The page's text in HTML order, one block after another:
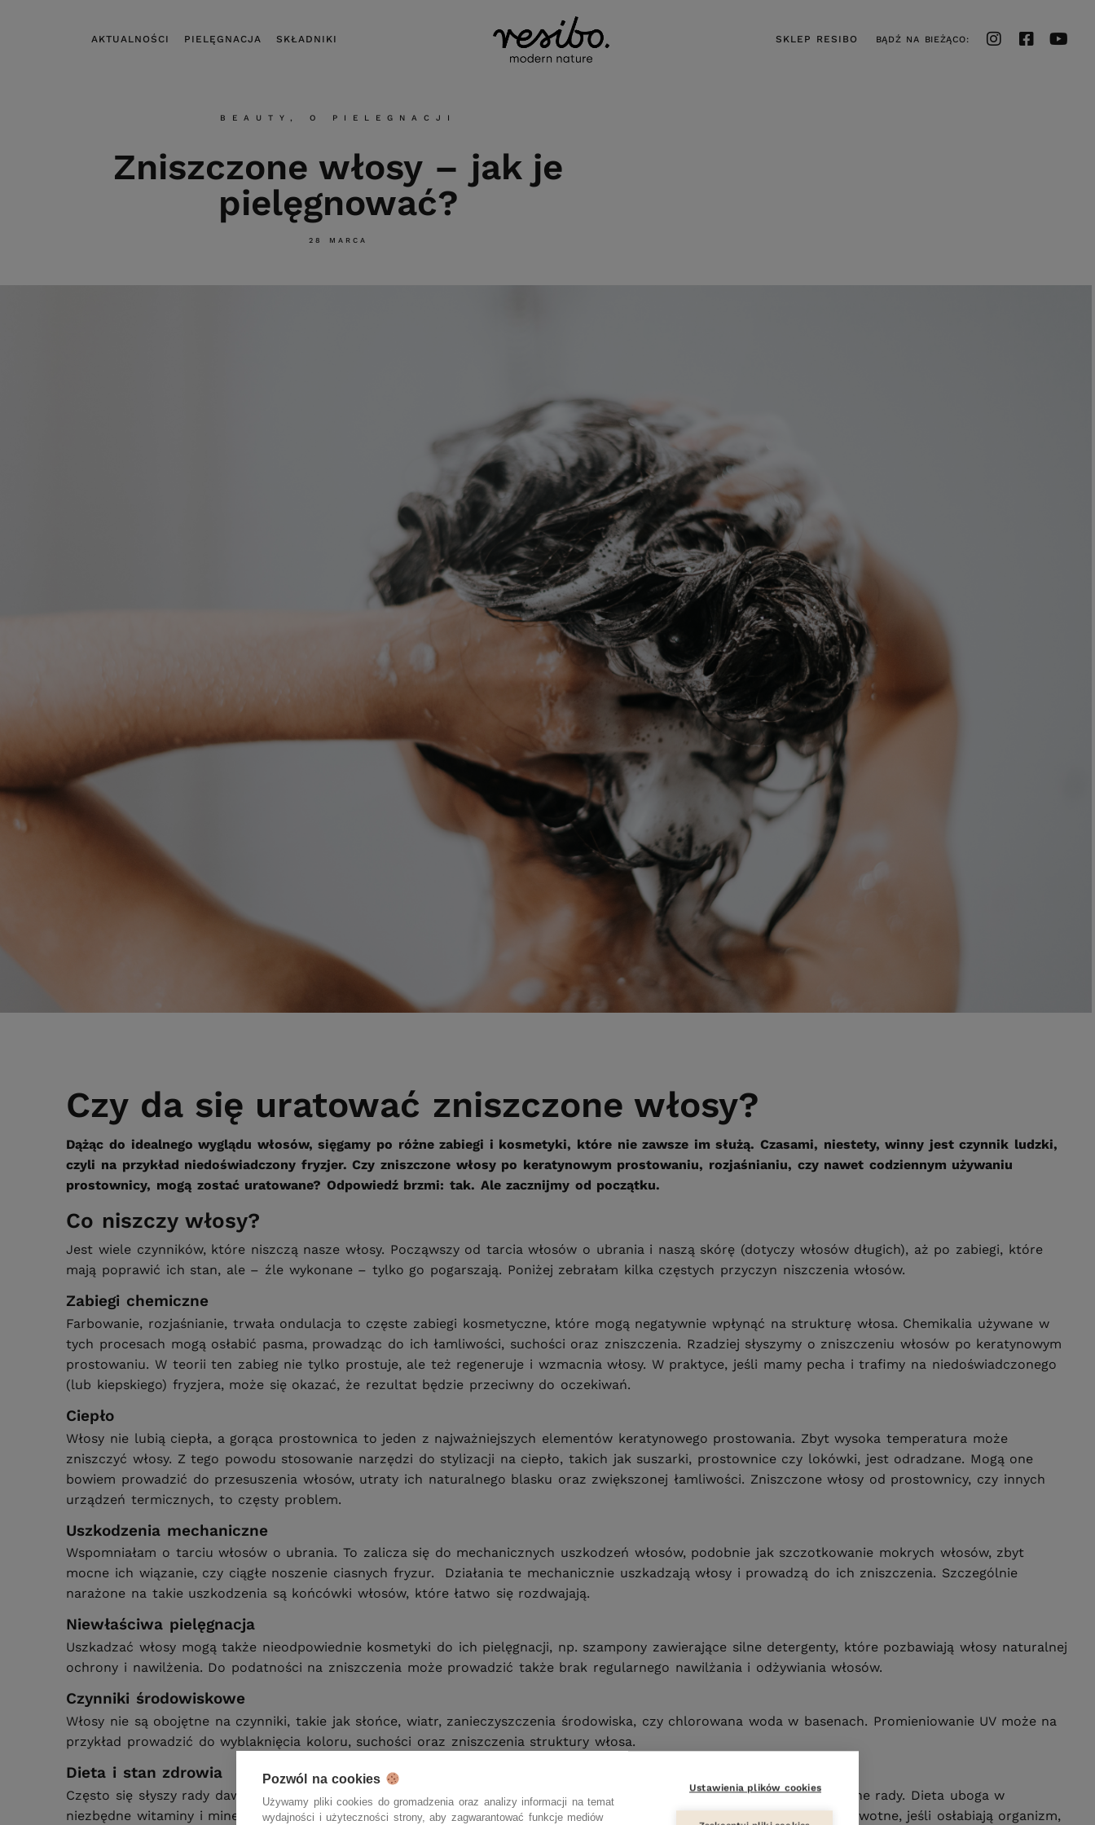
AKTUALNOŚCI PIELĘGNACJA SKŁADNIKI SKLEP RESIBO BĄDŹ NA BIEŻĄCO:
BEAUTY , O PIELEGNACJI
Zniszczone włosy – jak je
pielęgnować?
28 MARCA
Czy da się uratować zniszczone włosy?
Dążąc do idealnego wyglądu włosów, sięgamy po różne zabiegi i kosmetyki, które nie zawsze im służą. Czasami, niestety, winny jest czynnik ludzki,
czyli na przykład niedoświadczony fryzjer. Czy zniszczone włosy po keratynowym prostowaniu, rozjaśnianiu, czy nawet codziennym używaniu
prostownicy, mogą zostać uratowane? Odpowiedź brzmi: tak. Ale zacznijmy od początku.
Co niszczy włosy?
Jest wiele czynników, które niszczą nasze włosy. Począwszy od tarcia włosów o ubrania i naszą skórę (dotyczy włosów długich), aż po zabiegi, które
mają poprawić ich stan, ale – źle wykonane – tylko go pogarszają. Poniżej zebrałam kilka częstych przyczyn niszczenia włosów.
Zabiegi chemiczne
Farbowanie, rozjaśnianie, trwała ondulacja to częste zabiegi kosmetyczne, które mogą negatywnie wpłynąć na strukturę włosa. Chemikalia używane w
tych procesach mogą osłabić pasma, prowadząc do ich łamliwości, suchości oraz zniszczenia. Rzadziej słyszymy o zniszczeniu włosów po keratynowym
prostowaniu. W teorii ten zabieg nie tylko prostuje, ale też regeneruje i wzmacnia włosy. W praktyce, jeśli mamy pecha i trafimy na niedoświadczonego
(lub kiepskiego) fryzjera, może się okazać, że rezultat będzie przeciwny do oczekiwań.
Ciepło
Włosy nie lubią ciepła, a gorąca prostownica to jeden z najważniejszych elementów keratynowego prostowania. Zbyt wysoka temperatura może
zniszczyć włosy. Z tego powodu stosowanie narzędzi do stylizacji na ciepło, takich jak suszarki, prostownice czy lokówki, jest odradzane. Mogą one
bowiem prowadzić do przesuszenia włosów, utraty ich naturalnego blasku oraz zwiększonej łamliwości. Zniszczone włosy od prostownicy, czy innych
urządzeń termicznych, to częsty problem.
Uszkodzenia mechaniczne
Wspomniałam o tarciu włosów o ubrania. To zalicza się do mechanicznych uszkodzeń włosów, podobnie jak szczotkowanie mokrych włosów, zbyt
mocne ich wiązanie, czy ciągłe noszenie ciasnych fryzur. Działania te mechanicznie uszkadzają włosy i prowadzą do ich zniszczenia. Szczególnie
narażone na takie uszkodzenia są końcówki włosów, które łatwo się rozdwajają.
Niewłaściwa pielęgnacja
Uszkadzać włosy mogą także nieodpowiednie kosmetyki do ich pielęgnacji, np. szampony zawierające silne detergenty, które pozbawiają włosy naturalnej
ochrony i nawilżenia. Do podatności na zniszczenia może prowadzić także brak regularnego nawilżania i odżywiania włosów.
Czynniki środowiskowe
Włosy nie są obojętne na czynniki, takie jak słońce, wiatr, zanieczyszczenia środowiska, czy chlorowana woda w basenach. Promieniowanie UV może na
przykład prowadzić do wyblaknięcia koloru, suchości oraz zniszczenia struktury włosa.
Dieta i stan zdrowia
Często się słyszy rady dawne osobom, które narzekają na problemy z włosami, by zadbały o swoją dietę. To bardzo ważne rady. Dieta uboga w
niezbędne witaminy i minerały ma bardzo silny związek ze stanem naszej skóry i włosów. Podobnie nasze problemy zdrowotne, jeśli osłabiają organizm,
Pozwól na cookies
Używamy pliki cookies do gromadzenia oraz analizy informacji na temat
wydajności i użyteczności strony, aby zagwarantować funkcje mediów
Ustawienia plików cookies